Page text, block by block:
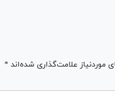
علامت‌گذاری شده‌اند *